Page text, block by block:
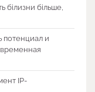
білизни більше,
потенциал и
IP-